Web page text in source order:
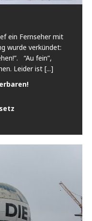
ein Fernseher mit
wurde verkündet:
“Au fein”,
Leider ist [...]